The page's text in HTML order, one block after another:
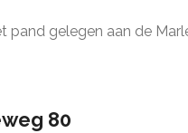
pand gelegen aan de
80